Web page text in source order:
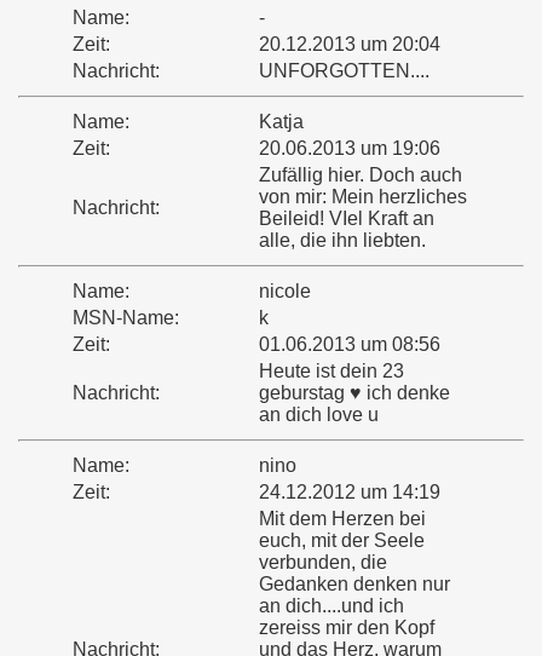
Name:
-
Zeit:
20.12.2013 um 20:04
Nachricht:
UNFORGOTTEN....
Name:
Katja
Zeit:
20.06.2013 um 19:06
Nachricht:
Zufällig hier. Doch auch
von mir: Mein herzliches
Beileid! VIel Kraft an
alle, die ihn liebten.
Name:
nicole
MSN-Name:
k
Zeit:
01.06.2013 um 08:56
Nachricht:
Heute ist dein 23
geburstag ♥ ich denke
an dich love u
Name:
nino
Zeit:
24.12.2012 um 14:19
Nachricht:
Mit dem Herzen bei
euch, mit der Seele
verbunden, die
Gedanken denken nur
an dich....und ich
zereiss mir den Kopf
und das Herz, warum